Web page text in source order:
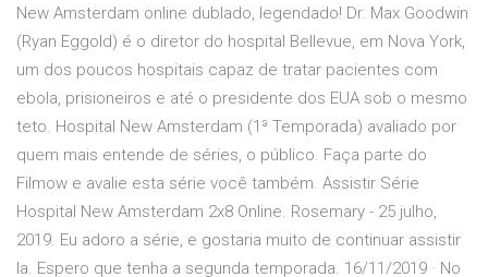
New Amsterdam online dublado, legendado! Dr. Max Goodwin
(Ryan Eggold) é o diretor do hospital Bellevue, em Nova York,
um dos poucos hospitais capaz de tratar pacientes com
ebola, prisioneiros e até o presidente dos EUA sob o mesmo
teto. Hospital New Amsterdam (1ª Temporada) avaliado por
quem mais entende de séries, o público. Faça parte do
Filmow e avalie esta série você também. Assistir Série
Hospital New Amsterdam 2x8 Online. Rosemary - 25 julho,
2019. Eu adoro a série, e gostaria muito de continuar assistir
la. Espero que tenha a segunda temporada. 16/11/2019 · No